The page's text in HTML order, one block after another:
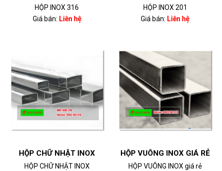
HỘP INOX 316
Giá bán: Liên hệ
HỘP INOX 201
Giá bán: Liên hệ
HỘP CHỮ NHẬT INOX
HỘP CHỮ NHẬT INOX
HỘP VUÔNG INOX GIÁ RẺ
HỘP VUÔNG INOX giá rẻ